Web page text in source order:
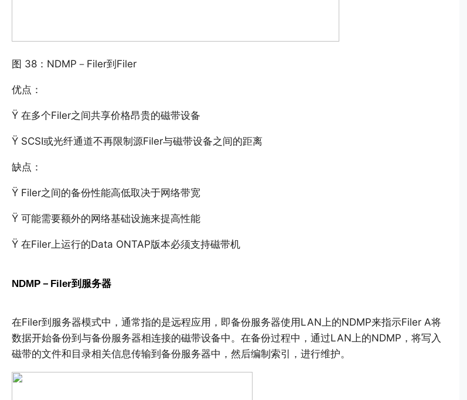
图 38：NDMP－Filer到Filer
优点：
Ÿ 在多个Filer之间共享价格昂贵的磁带设备
Ÿ SCSI或光纤通道不再限制源Filer与磁带设备之间的距离
缺点：
Ÿ Filer之间的备份性能高低取决于网络带宽
Ÿ 可能需要额外的网络基础设施来提高性能
Ÿ 在Filer上运行的Data ONTAP版本必须支持磁带机
NDMP－Filer到服务器
在Filer到服务器模式中，通常指的是远程应用，即备份服务器使用LAN上的NDMP来指示Filer A将
数据开始备份到与备份服务器相连接的磁带设备中。在备份过程中，通过LAN上的NDMP，将写入
磁带的文件和目录相关信息传输到备份服务器中，然后编制索引，进行维护。